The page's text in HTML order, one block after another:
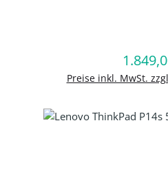
Preise inkl. MwSt.
In den